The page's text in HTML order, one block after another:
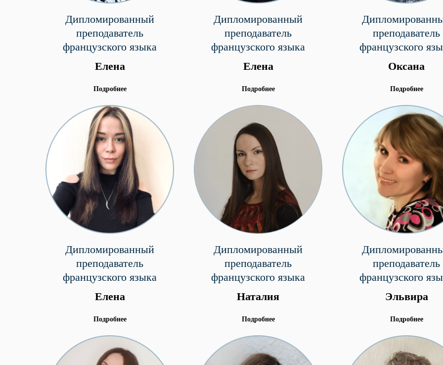
Дипломированный
преподаватель
французского языка
Елена
Подробнее
Дипломированный
преподаватель
французского языка
Елена
Подробнее
преподаватель
французского
Оксана
Подробнее
Дипломированный
преподаватель
французского языка
Елена
Подробнее
Дипломированный
преподаватель
французского языка
Наталия
Подробнее
преподаватель
французского
Эльвира
Подробнее